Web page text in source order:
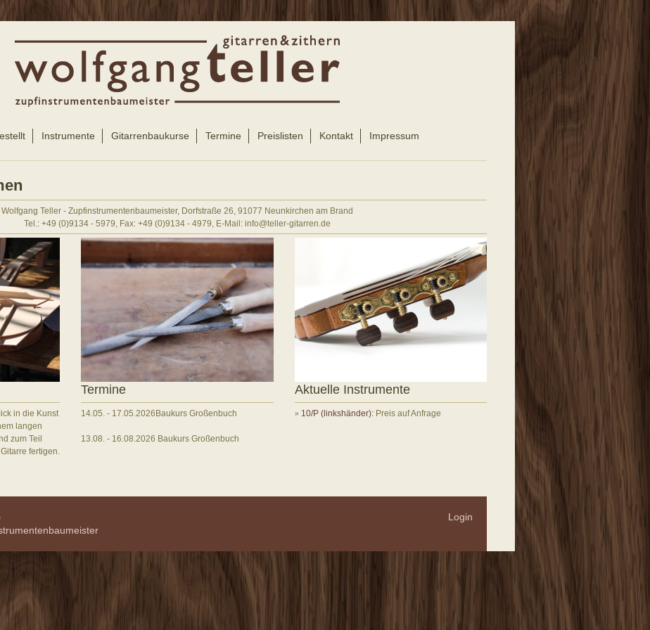
Instrumente Gitarrenbaukurse Termine Preislisten Kontakt Impressum
Wolfgang Teller - Zupfinstrumentenbaumeister, Dorfstraße 26, 91077 Neunkirchen am Brand
Tel.: +49 (0)9134 - 5979, Fax: +49 (0)9134 - 4979, E-Mail: info@teller-gitarren.de
in die Kunst
langen
zum Teil
fertigen.
Termine
14.05. - 17.05.2026 Baukurs Großenbuch
13.08. - 16.08.2026 Baukurs Großenbuch
Aktuelle Instrumente
» 10/P (linkshänder): Preis auf Anfrage
Login